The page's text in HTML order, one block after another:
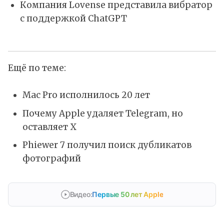
Компания Lovense представила вибратор
с поддержкой ChatGPT
Ещё по теме:
Mac Pro исполнилось 20 лет
Почему Apple удаляет Telegram, но
оставляет X
Phiewer 7 получил поиск дубликатов
фотографий
Видео:Первые 50 лет Apple